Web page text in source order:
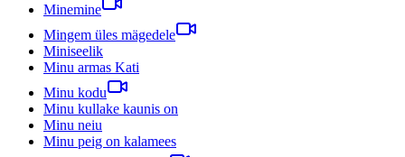
Minemine
Mingem üles mägedele
Miniseelik
Minu armas Kati
Minu kodu
Minu kullake kaunis on
Minu neiu
Minu peig on kalamees